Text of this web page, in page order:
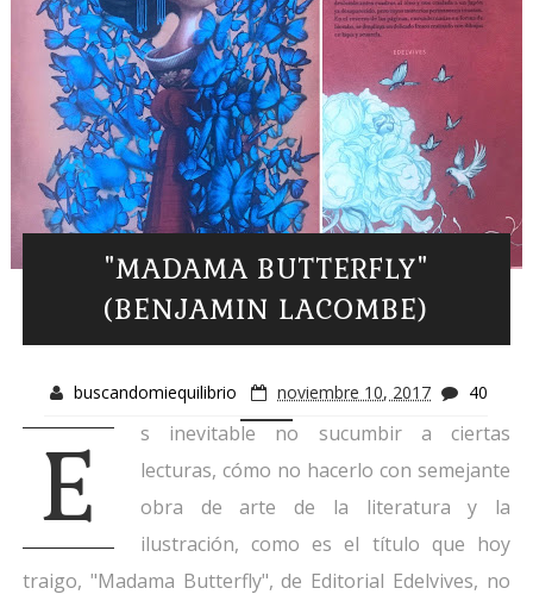
"MADAMA BUTTERFLY"
(BENJAMIN LACOMBE)
buscandomiequilibrio noviembre 10, 2017 40
E
s inevitable no sucumbir a ciertas
lecturas, cómo no hacerlo con semejante
obra de arte de la literatura y la
ilustración, como es el título que hoy
traigo, "Madama Butterfly", de Editorial Edelvives, no